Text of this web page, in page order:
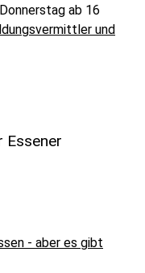
ab 16
und
Essener
- aber es gibt